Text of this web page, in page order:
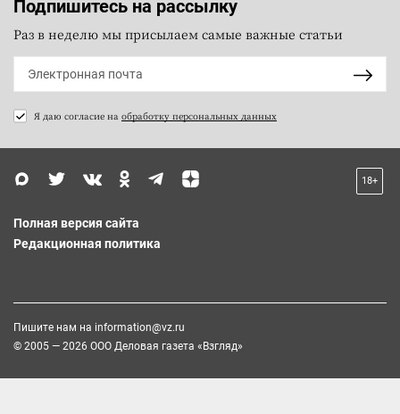
Подпишитесь на рассылку
Раз в неделю мы присылаем самые важные статьи
Я даю согласие на обработку персональных данных
18+
Полная версия сайта
Редакционная политика
Пишите нам на information@vz.ru
© 2005 — 2026 ООО Деловая газета «Взгляд»